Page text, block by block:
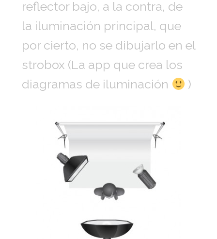
reflector bajo, a la contra, de
la iluminación principal, que
por cierto, no se dibujarlo en el
strobox (La app que crea los
diagramas de iluminación
)